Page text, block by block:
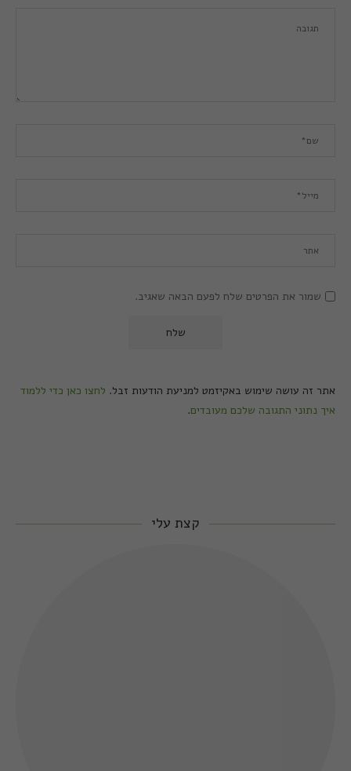
שמור את הפרטים שלח לפעם הבאה שאגיב.
אתר זה עושה שימוש באקיזמט למניעת הודעות זבל. לחצו כאן כדי ללמוד
איך נתוני התגובה שלכם מעובדים.
קצת עלי